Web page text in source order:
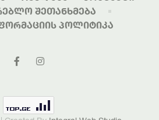
Შეთანხმება
Პოლიტიკა